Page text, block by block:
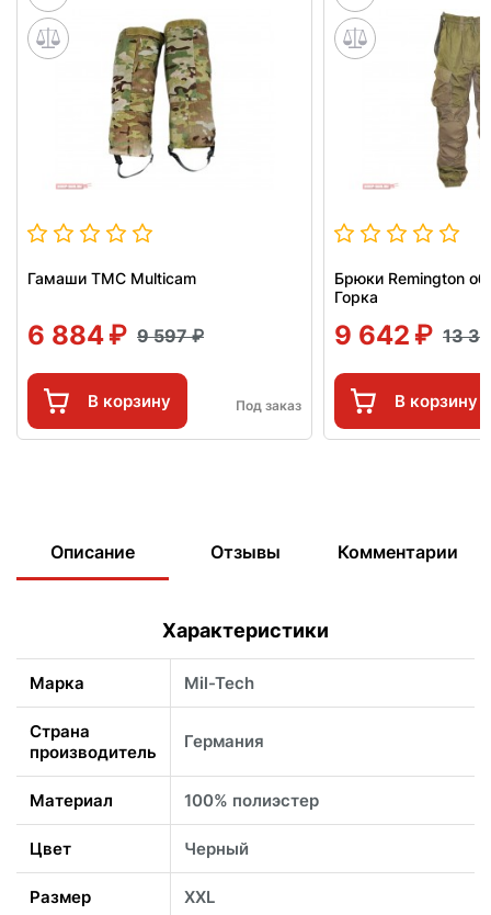
Гамаши TMC Multicam
6 884 9 597
В корзину Под заказ
Брюки Remington
Горка
9 642 13
В корзину
Описание Отзывы Комментарии
Характеристики
Марка Mil-Tech
Страна
производитель
Германия
Материал 100% полиэстер
Цвет Черный
Размер XXL